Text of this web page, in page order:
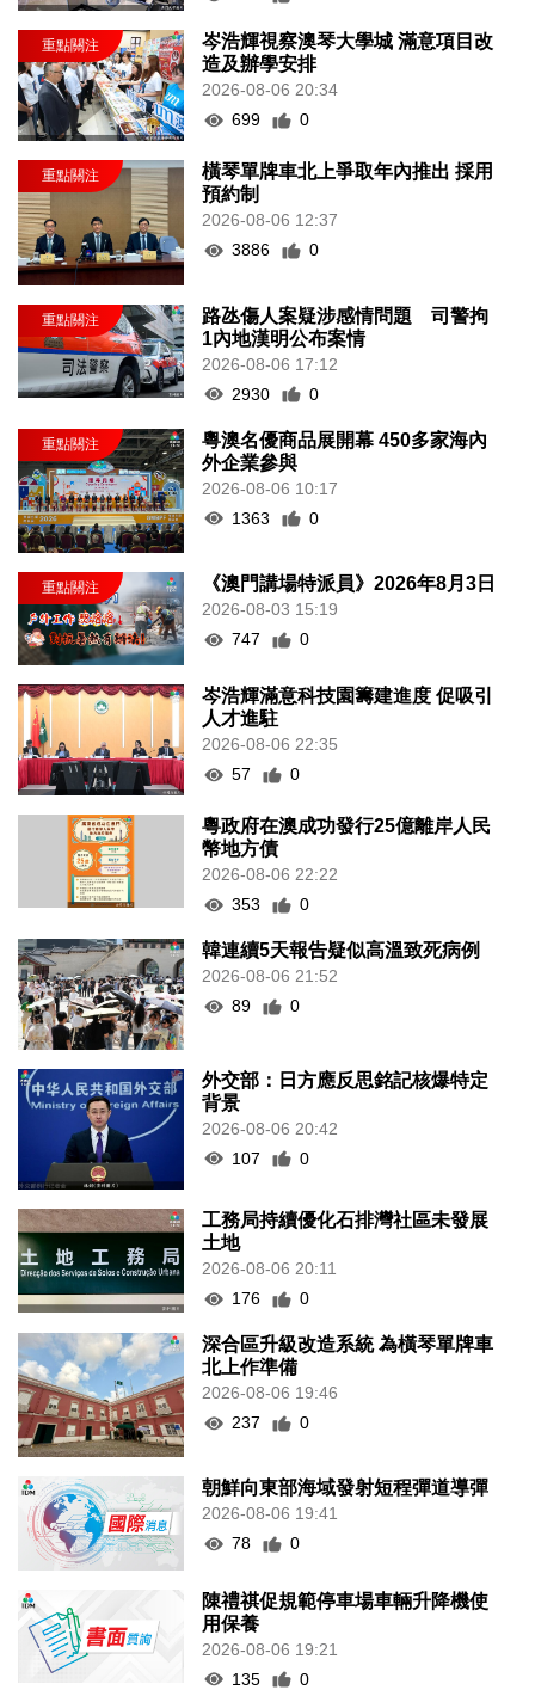
岑浩輝視察澳琴大學城 滿意項目改
造及辦學安排
2026-08-06 20:34
699
0
橫琴單牌車北上爭取年內推出 採用
預約制
2026-08-06 12:37
3886
0
路氹傷人案疑涉感情問題 司警拘
1內地漢明公布案情
2026-08-06 17:12
2930
0
粵澳名優商品展開幕 450多家海內
外企業參與
2026-08-06 10:17
1363
0
《澳門講場特派員》2026年8月3日
2026-08-03 15:19
747
0
岑浩輝滿意科技園籌建進度 促吸引
人才進駐
2026-08-06 22:35
57
0
粵政府在澳成功發行25億離岸人民
幣地方債
2026-08-06 22:22
353
0
韓連續5天報告疑似高溫致死病例
2026-08-06 21:52
89
0
外交部：日方應反思銘記核爆特定
背景
2026-08-06 20:42
107
0
工務局持續優化石排灣社區未發展
土地
2026-08-06 20:11
176
0
深合區升級改造系統 為橫琴單牌車
北上作準備
2026-08-06 19:46
237
0
朝鮮向東部海域發射短程彈道導彈
2026-08-06 19:41
78
0
陳禮祺促規範停車場車輛升降機使
用保養
2026-08-06 19:21
135
0